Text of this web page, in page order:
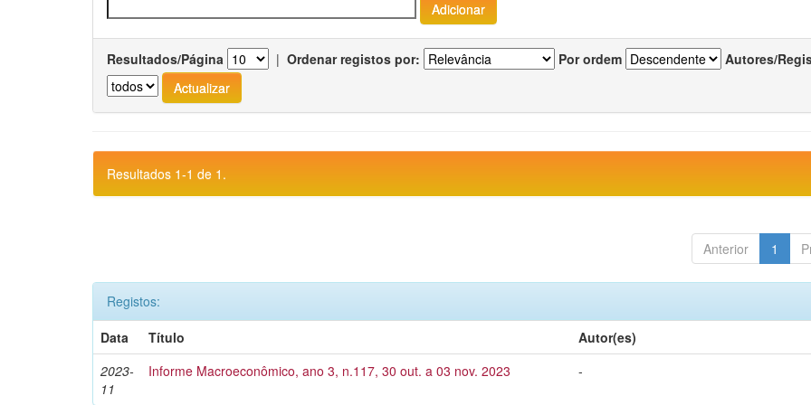
Resultados/Página | Ordenar registos por: Por ordem Autores/
Resultados 1-1 de 1.
Anterior 1
Registos:
Data
Título
Autor(es)
2023-
11
Informe Macroeconômico, ano 3, n.117, 30 out. a 03 nov. 2023 -